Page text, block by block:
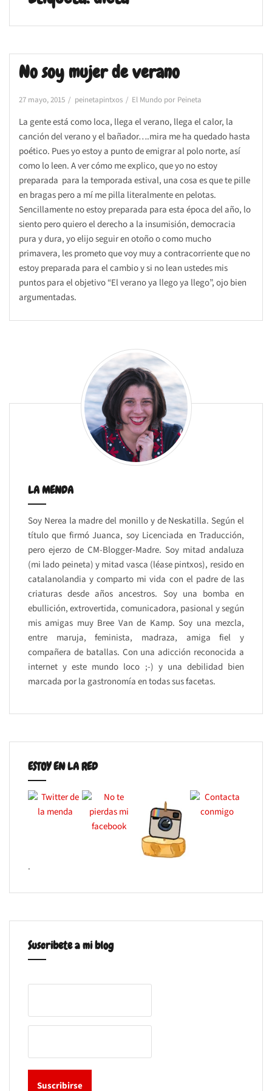
No soy mujer de verano
27 mayo, 2015 peinetapintxos El Mundo por Peineta
La gente está como loca, llega el verano, llega el calor, la
canción del verano y el bañador….mira me ha quedado hasta
poético. Pues yo estoy a punto de emigrar al polo norte, así
como lo leen. A ver cómo me explico, que yo no estoy
preparada para la temporada estival, una cosa es que te pille
en bragas pero a mí me pilla literalmente en pelotas.
Sencillamente no estoy preparada para esta época del año, lo
siento pero quiero el derecho a la insumisión, democracia
pura y dura, yo elijo seguir en otoño o como mucho
primavera, les prometo que voy muy a contracorriente que no
estoy preparada para el cambio y si no lean ustedes mis
puntos para el objetivo “El verano ya llego ya llego”, ojo bien
argumentadas.
LA MENDA
Soy Nerea la madre del monillo y de Neskatilla. Según el
título que firmó Juanca, soy Licenciada en Traducción,
pero ejerzo de CM-Blogger-Madre. Soy mitad andaluza
(mi lado peineta) y mitad vasca (léase pintxos), resido en
catalanolandia y comparto mi vida con el padre de las
criaturas desde años ancestros. Soy una bomba en
ebullición, extrovertida, comunicadora, pasional y según
mis amigas muy Bree Van de Kamp. Soy una mezcla,
entre maruja, feminista, madraza, amiga fiel y
compañera de batallas. Con una adicción reconocida a
internet y este mundo loco ;-) y una debilidad bien
marcada por la gastronomía en todas sus facetas.
ESTOY EN LA RED
.
Suscribete a mi blog